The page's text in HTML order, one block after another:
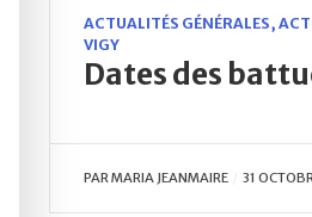
ACTUALITÉS GÉNÉRALES,
VIGY
Dates des
PARMARIA JEANMAIRE 31